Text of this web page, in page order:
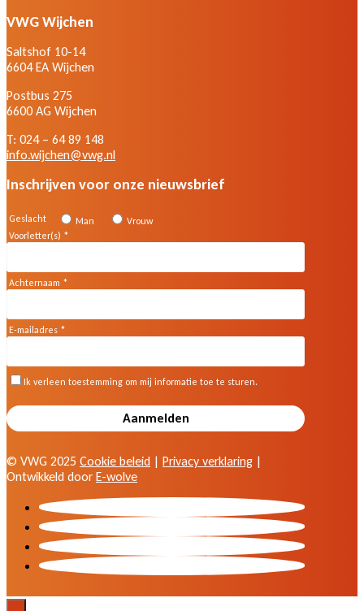
VWG Wijchen
Saltshof 10-14
6604 EA Wijchen
Postbus 275
6600 AG Wijchen
T: 024 – 64 89 148
info.wijchen@vwg.nl
Inschrijven voor onze nieuwsbrief
© VWG 2025 Cookie beleid | Privacy verklaring |
Ontwikkeld door E-wolve